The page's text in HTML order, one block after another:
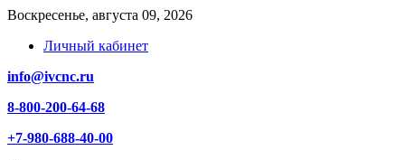
Воскресенье, августа 09, 2026
Личный кабинет
info@ivcnc.ru
8-800-200-64-68
+7-980-688-40-00